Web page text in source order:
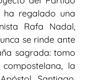
ha regalado una
Rafa Nadal,
se rinde ante
sagrada: tomo
la